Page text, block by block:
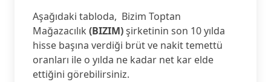
Aşağıdaki tabloda, Bizim Toptan
Mağazacılık (BIZIM)şirketinin son 10 yılda
hisse başına verdiği brüt ve nakit temettü
oranları ile o yılda ne kadar net kar elde
ettiğini görebilirsiniz.